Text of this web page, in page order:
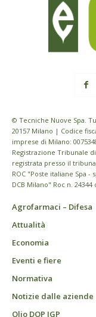
© Tecniche Nuove Spa.
20157 Milano | Codice
imprese di Milano:
Registrazione Tribunale
registrata presso il
ROC "Poste italiane Spa -
DCB Milano" Roc n.
Agrofarmaci – Difesa
Attualità
Economia
Eventi e fiere
Normativa
Notizie dalle aziende
Olio DOP IGP